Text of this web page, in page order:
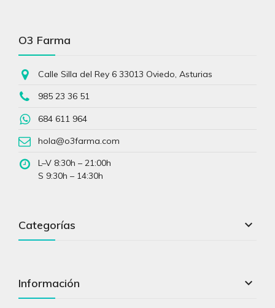
O3 Farma
Calle Silla del Rey 6 33013 Oviedo, Asturias
985 23 36 51
684 611 964
hola@o3farma.com
L–V 8:30h – 21:00h
S 9:30h – 14:30h
Categorías 
Información 